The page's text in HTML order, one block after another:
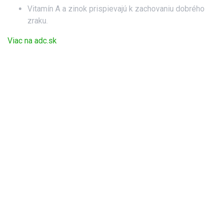
Vitamín A a zinok prispievajú k zachovaniu dobrého
zraku.
Viac na adc.sk